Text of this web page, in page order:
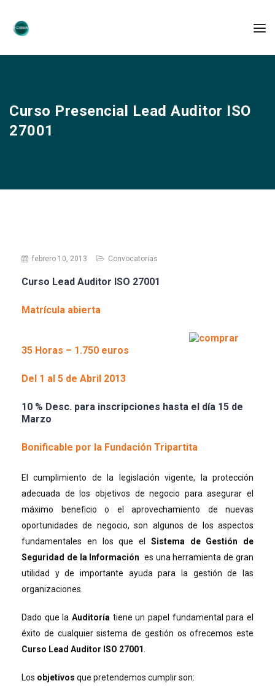
Curso Presencial Lead Auditor ISO
27001
febrero 10, 2013 Convocatorias
Curso Lead Auditor ISO 27001
Matrícula abierta
35 Horas – 1.750 euros
Del 1 al 5 de Abril 2013
10 % Desc. para inscripciones hasta el día 15 de
Marzo
Bonificable por la Fundación Tripartita
El cumplimiento de la legislación vigente, la protección
adecuada de los objetivos de negocio para asegurar el
máximo beneficio o el aprovechamiento de nuevas
oportunidades de negocio, son algunos de los aspectos
fundamentales en los que el
Sistema de Gestión de
Seguridad de la Información es una herramienta de gran
utilidad y de importante ayuda para la gestión de las
organizaciones.
Dado que la Auditoría tiene un papel fundamental para el
éxito de cualquier sistema de gestión os ofrecemos este
Curso Lead Auditor ISO 27001
Los objetivos que pretendemos cumplir son: